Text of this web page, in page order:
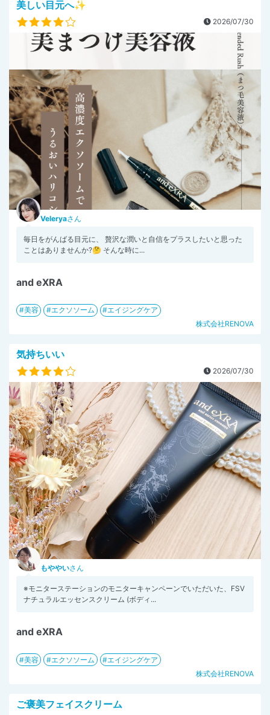
美しい目元へ✨
2026/07/30
Veleryaさん
毎日をがんばる目元に、 贅沢な潤いと自信をプラスしたいと思った
ことはありませんか?🤔 そんな時に...
and eXRA
美容 エクソソーム
エイジングケア
株式会社RENOVA
気持ちいい
2026/07/30
もややいさん
※モニターステーションのモニターキャンペーンでいただいた、FSV
ナチュラルエッセンスクリーム (ボディ...
and eXRA
美容 エクソソーム
エイジングケア
株式会社RENOVA
ご褒美フェイスクリーム